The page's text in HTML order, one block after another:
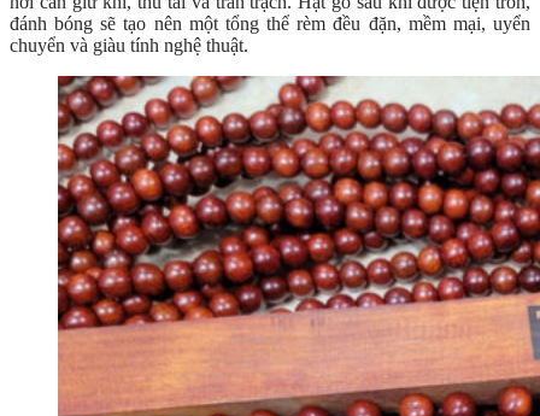
đánh bóng sẽ tạo nên một tổng thể rèm đều đặn, mềm mại, uyển
chuyển và giàu tính nghệ thuật.